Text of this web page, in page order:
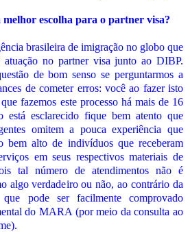
escolha para o partner visa?
brasileira de imigração no globo que
no partner visa junto ao DIBP.
de bom senso se perguntarmos a
de cometer erros: você ao fazer isto
fazemos este processo há mais de 16
está esclarecido fique bem atento que
omitem a pouca experiência que
bem alto de indivíduos que receberam
em seus respectivos materiais de
tal número de atendimentos não é
algo verdadeiro ou não, ao contrário da
que pode ser facilmente comprovado
do MARA (por meio da consulta ao